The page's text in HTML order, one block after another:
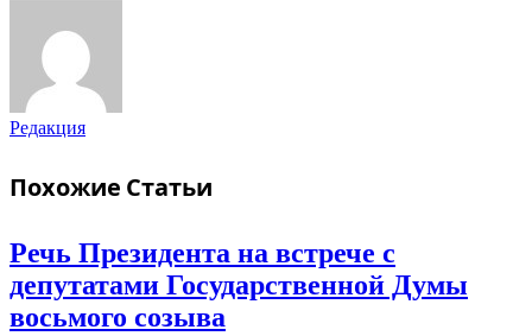
Редакция
Похожие Статьи
Речь Президента на встрече с
депутатами Государственной Думы
восьмого созыва